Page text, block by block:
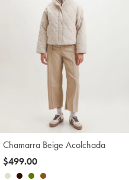
Chamarra Beige Acolchada
$499.00